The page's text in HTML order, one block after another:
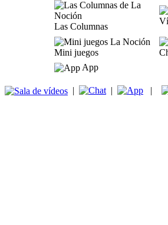
Las Columnas
Mini juegos
App
| | |